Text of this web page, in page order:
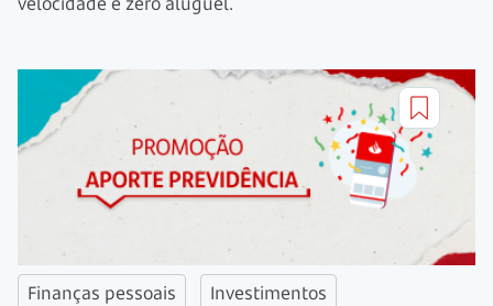
Finanças pessoais Investimentos